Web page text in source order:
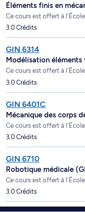
Éléments finis en
Ce cours est offert à
3.0 Crédits
GIN 6314
Modélisation éléments
Ce cours est offert à
3.0 Crédits
GIN 6401C
Mécanique des corps
Ce cours est offert à
3.0 Crédits
GIN 6710
Robotique médicale
Ce cours est offert à
3.0 Crédits